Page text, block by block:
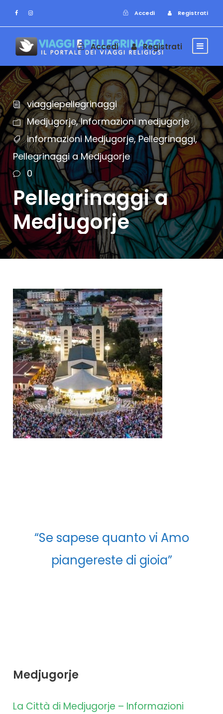
Accedi Registrati
Accedi Registrati
viaggiepellegrinaggi
Medjugorje, Informazioni medjugorje
informazioni Medjugorje, Pellegrinaggi,
Pellegrinaggi a Medjugorje
0
Pellegrinaggi a
Medjugorje
“Se sapese quanto vi Amo
piangereste di gioia”
Medjugorje
La Città di Medjugorje – Informazioni